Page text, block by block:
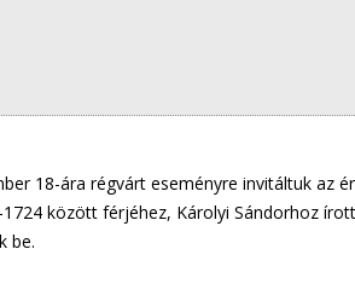
18-ára régvárt eseményre invitáltuk az
között férjéhez, Károlyi Sándorhoz
be.